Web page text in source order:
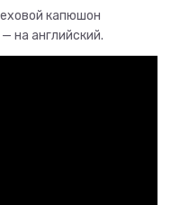
капюшон
на английский.